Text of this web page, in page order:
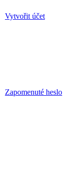
Vytvořit účet
Zapomenuté heslo